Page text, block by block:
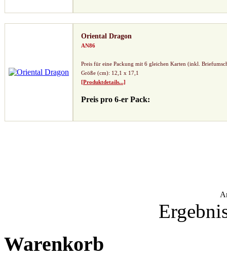
Oriental Dragon
AN86
Preis für eine Packung mit 6 gleichen Karten (inkl.
Größe (cm): 12,1 x 17,1
[Produktdetails...]
Preis pro 6-er Pack:
Warenkorb